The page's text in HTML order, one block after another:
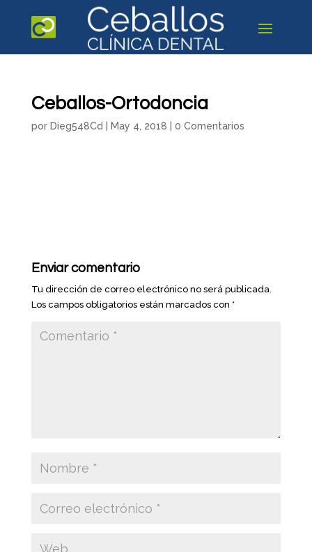
Ceballos-Ortodoncia
por Dieg548Cd May 4, 2018 0 Comentarios
Enviar comentario
Tu dirección de correo electrónico no será publicada.
Los campos obligatorios están marcados con *